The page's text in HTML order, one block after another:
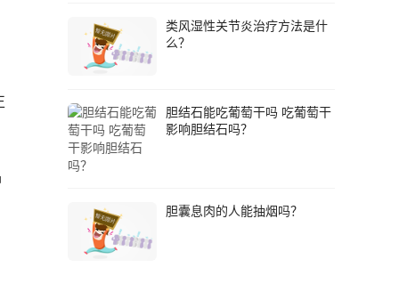
类风湿性关节炎治疗方法是什
么？
胆结石能吃葡萄干吗 吃葡萄干
影响胆结石吗？
胆囊息肉的人能抽烟吗？